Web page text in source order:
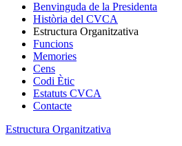
Benvinguda de la Presidenta
Història del CVCA
Estructura Organitzativa
Funcions
Memories
Cens
Codi Ètic
Estatuts CVCA
Contacte
Estructura Organitzativa